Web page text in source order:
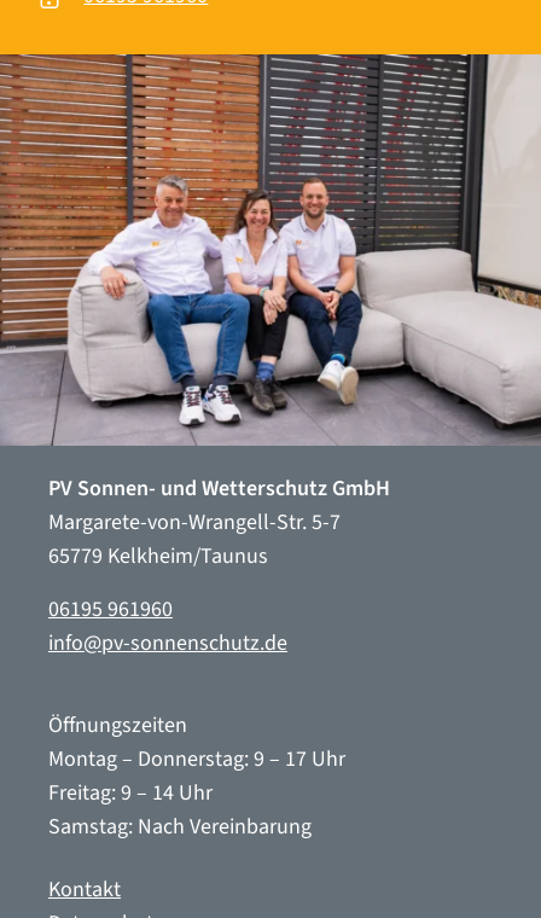
PV Sonnen- und Wetterschutz GmbH
Margarete-von-Wrangell-Str. 5-7
65779 Kelkheim/Taunus
06195 961960
info@pv-sonnenschutz.de
Öffnungszeiten
Montag – Donnerstag: 9 – 17 Uhr
Freitag: 9 – 14 Uhr
Samstag: Nach Vereinbarung
Kontakt